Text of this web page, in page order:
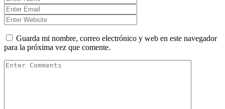
Guarda mi nombre, correo electrónico y web en este navegador
para la próxima vez que comente.